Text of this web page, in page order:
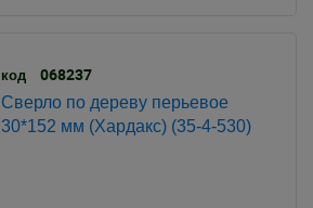
код 068237
Сверло по дереву перьевое
30*152 мм (Хардакс) (35-4-530)